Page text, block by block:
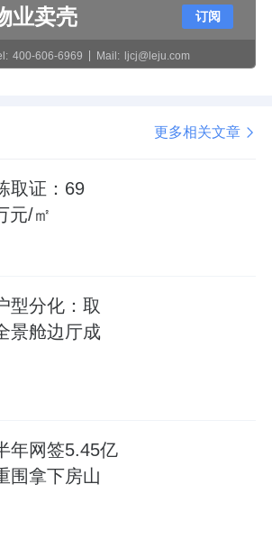
人问津，但延庆新盘近期表现
㎡三居四居，销售指导价3
去化率46%，成交均价2.92万/
业卖壳
400-606-6969 Mail: ljcj@leju.com
订阅
更多相关文章
取证：69
元/㎡
型分化：取
景舱边厅成
年网签5.45亿
围拿下房山